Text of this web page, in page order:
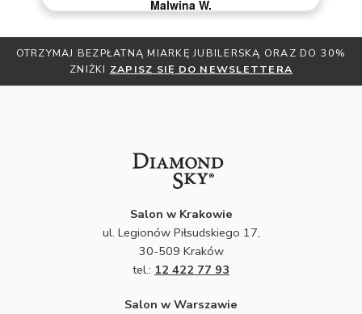
OTRZYMAJ BEZPŁATNĄ MIARKĘ JUBILERSKĄ ORAZ DO 30%
ZNIŻKI ZAPISZ SIĘ DO NEWSLETTERA
Salon w Krakowie
ul. Legionów Piłsudskiego 17,
30-509 Kraków
tel.: 12 422 77 93
Salon w Warszawie